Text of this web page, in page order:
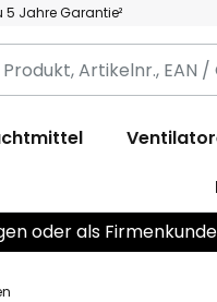
5 Jahre Garantie²
oder als